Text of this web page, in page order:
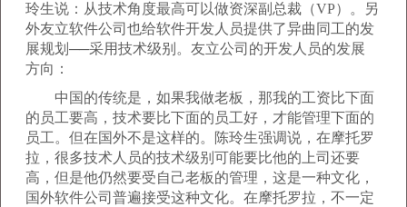
玲生说：从技术角度最高可以做资深副总裁（VP）。另
外友立软件公司也给软件开发人员提供了异曲同工的发
展规划──采用技术级别。友立公司的开发人员的发展
方向：
中国的传统是，如果我做老板，那我的工资比下面
的员工要高，技术要比下面的员工好，才能管理下面的
员工。但在国外不是这样的。陈玲生强调说，在摩托罗
拉，很多技术人员的技术级别可能要比他的上司还要
高，但是他仍然要受自己老板的管理，这是一种文化，
国外软件公司普遍接受这种文化。在摩托罗拉，不一定